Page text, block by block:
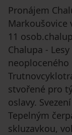
Pronájem
Markoušovice
11
Chalupa -
stvořené pro
oslavy.
Tepelným
skluzavkou,